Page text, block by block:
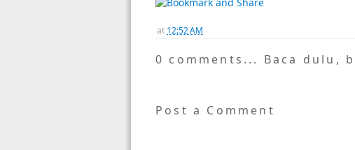
at 12:52 AM
0 comments... Baca dulu,
Post a Comment